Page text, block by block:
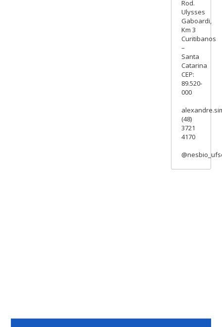
Rod.
Ulysses
Gaboardi,
Km 3
Curitibanos
–
Santa
Catarina
CEP:
89.520-
000
(48)
3721
4170